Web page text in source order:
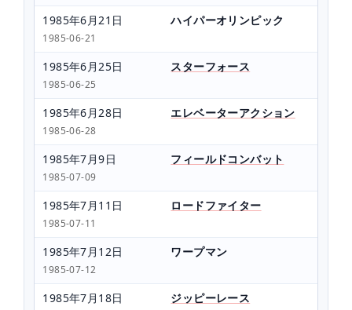
1985年6月21日
1985-06-21
ハイパーオリンピック
1985年6月25日
1985-06-25
スターフォース
1985年6月28日
1985-06-28
エレベーターアクション
1985年7月9日
1985-07-09
フィールドコンバット
1985年7月11日
1985-07-11
ロードファイター
1985年7月12日
1985-07-12
ワープマン
1985年7月18日 ジッピーレース